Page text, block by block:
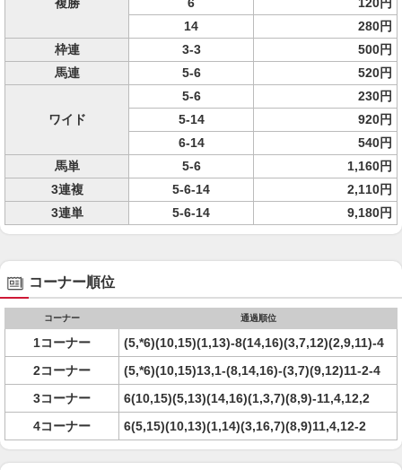
14
280円
枠連
3-3
500円
馬連
5-6 520円
ワイド
5-6
230円
5-14
920円
6-14
540円
馬単
5-6
1,160円
3連複
5-6-14
2,110円
3連単
5-6-14 9,180円
コーナー順位
コーナー 通過順位
1コーナー
(5,*6)(10,15)(1,13)-8(14,16)(3,7,12)(2,9,11)-4
2コーナー
(5,*6)(10,15)13,1-(8,14,16)-(3,7)(9,12)11-2-4
3コーナー
6(10,15)(5,13)(14,16)(1,3,7)(8,9)-11,4,12,2
4コーナー
6(5,15)(10,13)(1,14)(3,16,7)(8,9)11,4,12-2